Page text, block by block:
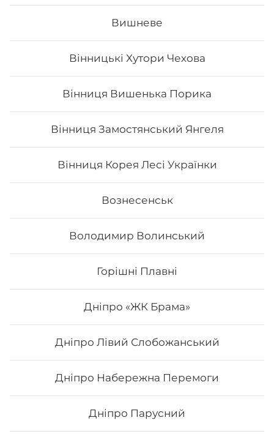
Вишневе
Вінницькі Хутори Чехова
Вінниця Вишенька Порика
Вінниця Замостянський Янгеля
Вінниця Корея Лесі Українки
Вознесенськ
Володимир Волинський
Горішні Плавні
Дніпро «ЖК Брама»
Дніпро Лівий Слобожанський
Дніпро Набережна Перемоги
Дніпро Парусний
Каліфорнія з лососем в ікрі
Вага: 255 г Склад: норі, рис, огірок, авокадо, тобіко
₴
Каліфорнія з копченим лососем
Вага: 265 г. Склад: норі, рис, копчений лосось,